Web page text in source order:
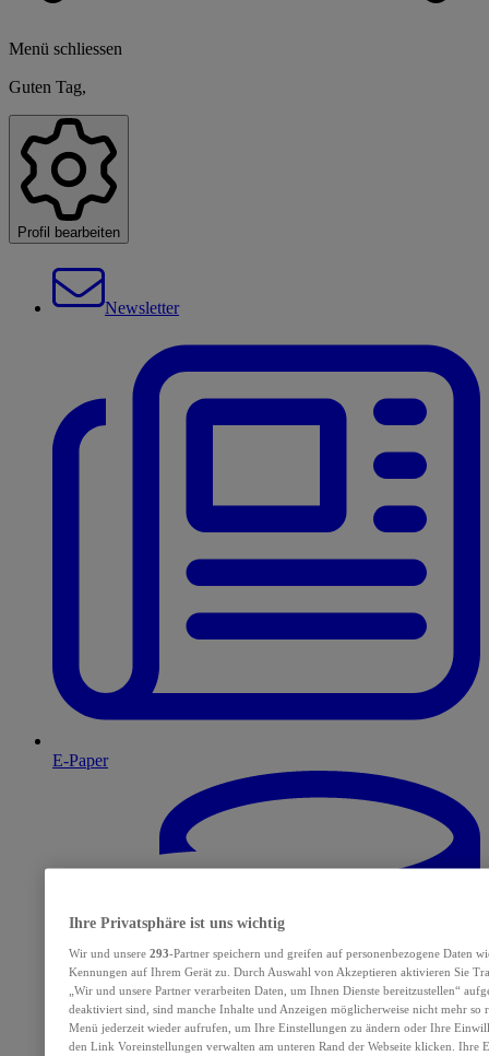
Menü schliessen
Guten Tag,
Profil bearbeiten
Newsletter
E-Paper
Ihre Privatsphäre ist uns wichtig
Wir und unsere 293-Partner speichern und greifen auf personenbezogene Daten
Kennungen auf Ihrem Gerät zu. Durch Auswahl von Akzeptieren aktivieren Sie
„Wir und unsere Partner verarbeiten Daten, um Ihnen Dienste bereitzustellen“
deaktiviert sind, sind manche Inhalte und Anzeigen möglicherweise nicht mehr so
Menü jederzeit wieder aufrufen, um Ihre Einstellungen zu ändern oder Ihre
den Link Voreinstellungen verwalten am unteren Rand der Webseite klicken. Ihre